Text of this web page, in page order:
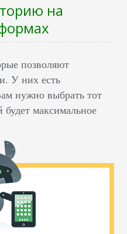
на
позволяют
У них есть
нужно выбрать тот
будет максимальное